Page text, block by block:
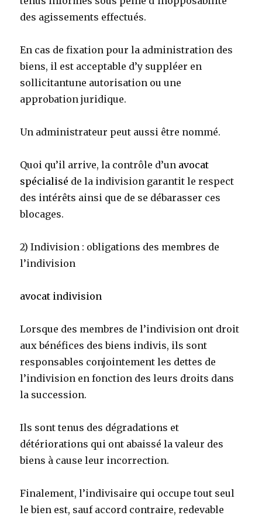
des agissements effectués.
En cas de fixation pour la administration des
biens, il est acceptable d’y suppléer en
sollicitantune autorisation ou une
approbation juridique.
Un administrateur peut aussi être nommé.
Quoi qu’il arrive, la contrôle d’un avocat
spécialisé de la indivision garantit le respect
des intérêts ainsi que de se débarasser ces
blocages.
2) Indivision : obligations des membres de
l’indivision
avocat indivision
Lorsque des membres de l’indivision ont droit
aux bénéfices des biens indivis, ils sont
responsables conjointement les dettes de
l’indivision en fonction des leurs droits dans
la succession.
Ils sont tenus des dégradations et
détériorations qui ont abaissé la valeur des
biens à cause leur incorrection.
Finalement, l’indivisaire qui occupe tout seul
le bien est, sauf accord contraire, redevable